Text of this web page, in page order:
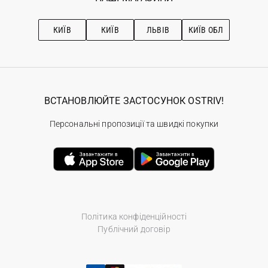
Рекомендації з догляду
КИЇВ КИЇВ ЛЬВІВ КИЇВ ОБЛ
Політика конфіденційності
Публічний договір
ВСТАНОВЛЮЙТЕ ЗАСТОСУНОК OSTRIV!
Персональні пропозиції та швидкі покупки